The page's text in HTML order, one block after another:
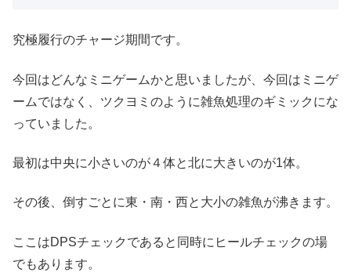
究極履行のチャージ期間です。
今回はどんなミニゲームかと思いましたが、今回はミニゲ
ームではなく、ツクヨミのように雑魚処理のギミックにな
っていました。
最初は中央に小さいのが４体と北に大きいのが1体。
その後、倒すごとに東・南・西と大小の雑魚が沸きます。
ここはDPSチェックであると同時にヒールチェックの場
でもあります。